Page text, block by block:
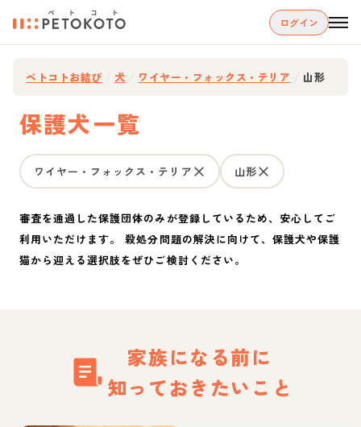
ログイン
ペトコトお結び 犬 ワイヤー・フォックス・テリア 山形
保護犬一覧
ワイヤー・フォックス・テリア 山形
審査を通過した保護団体のみが登録しているため、安心してご
利用いただけます。 殺処分問題の解決に向けて、保護犬や保護
猫から迎える選択肢をぜひご検討ください。
家族になる前に
知っておきたいこと